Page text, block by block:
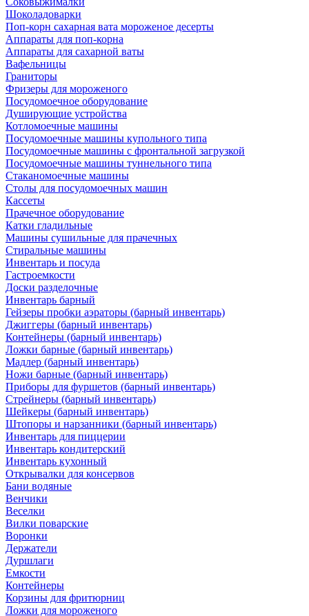
Шоколадоварки
Поп-корн сахарная вата мороженое десерты
Аппараты для поп-корна
Аппараты для сахарной ваты
Вафельницы
Граниторы
Фризеры для мороженого
Посудомоечное оборудование
Душирующие устройства
Котломоечные машины
Посудомоечные машины купольного типа
Посудомоечные машины с фронтальной загрузкой
Посудомоечные машины туннельного типа
Стаканомоечные машины
Столы для посудомоечных машин
Кассеты
Прачечное оборудование
Катки гладильные
Машины сушильные для прачечных
Стиральные машины
Инвентарь и посуда
Гастроемкости
Доски разделочные
Инвентарь барный
Гейзеры пробки аэраторы (барный инвентарь)
Джиггеры (барный инвентарь)
Контейнеры (барный инвентарь)
Ложки барные (барный инвентарь)
Мадлер (барный инвентарь)
Ножи барные (барный инвентарь)
Приборы для фуршетов (барный инвентарь)
Стрейнеры (барный инвентарь)
Шейкеры (барный инвентарь)
Штопоры и нарзанники (барный инвентарь)
Инвентарь для пиццерии
Инвентарь кондитерский
Инвентарь кухонный
Открывалки для консервов
Бани водяные
Венчики
Веселки
Вилки поварские
Воронки
Держатели
Дуршлаги
Емкости
Контейнеры
Корзины для фритюрниц
Ложки для мороженого